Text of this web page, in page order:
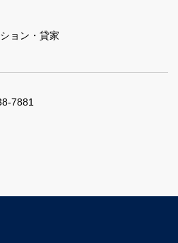
ョン・貸家
7881